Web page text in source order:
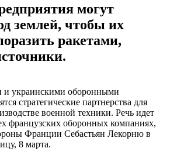
могут
землей, чтобы их
ракетами,
украинскими оборонными
стратегические партнерства для
военной техники. Речь идет
французских оборонных компаниях,
Франции Себастьян Лекорню в
8 марта.